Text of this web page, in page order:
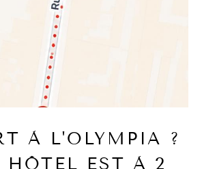
À L'OLYMPIA ?
HÔTEL EST À 2